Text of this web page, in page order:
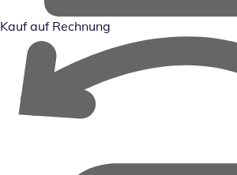
Kauf auf Rechnung